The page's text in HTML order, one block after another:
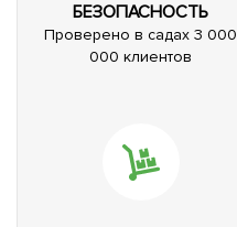
БЕЗОПАСНОСТЬ
Проверено в садах 3 000
000 клиентов